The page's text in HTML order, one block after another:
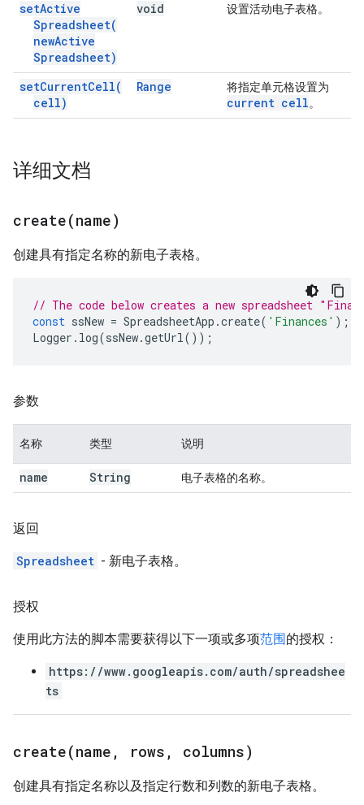
setActive
Spreadsheet(
newActive
Spreadsheet)
void 设置活动电子表格。
setCurrentCell(
cell)
Range 将指定单元格设置为
current cell。
详细文档
create(name)
创建具有指定名称的新电子表格。
// The code below creates a new spreadsheet
const ssNew = SpreadsheetApp .create( 'Finances' );
Logger . log(ssNew.getUrl());
参数
名称 类型 说明
name String 电子表格的名称。
返回
Spreadsheet - 新电子表格。
授权
使用此方法的脚本需要获得以下一项或多项范围的授权：
https://www.googleapis.com/auth/spreadshee
ts
create(name , rows , columns)
创建具有指定名称以及指定行数和列数的新电子表格。